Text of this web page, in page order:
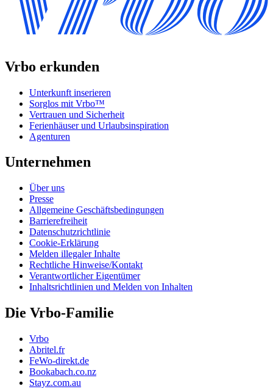
Vrbo erkunden
Unterkunft inserieren
Sorglos mit Vrbo™
Vertrauen und Sicherheit
Ferienhäuser und Urlaubsinspiration
Agenturen
Unternehmen
Über uns
Presse
Allgemeine Geschäftsbedingungen
Barrierefreiheit
Datenschutzrichtlinie
Cookie-Erklärung
Melden illegaler Inhalte
Rechtliche Hinweise/Kontakt
Verantwortlicher Eigentümer
Inhaltsrichtlinien und Melden von Inhalten
Die Vrbo-Familie
Vrbo
Abritel.fr
FeWo-direkt.de
Bookabach.co.nz
Stayz.com.au